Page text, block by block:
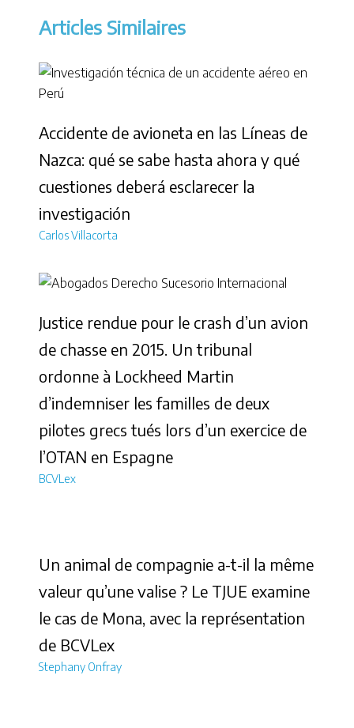
Articles Similaires
Accidente de avioneta en las Líneas de
Nazca: qué se sabe hasta ahora y qué
cuestiones deberá esclarecer la
investigación
Carlos Villacorta
Justice rendue pour le crash d’un avion
de chasse en 2015. Un tribunal
ordonne à Lockheed Martin
d’indemniser les familles de deux
pilotes grecs tués lors d’un exercice de
l’OTAN en Espagne
BCVLex
Un animal de compagnie a-t-il la même
valeur qu’une valise ? Le TJUE examine
le cas de Mona, avec la représentation
de BCVLex
Stephany Onfray